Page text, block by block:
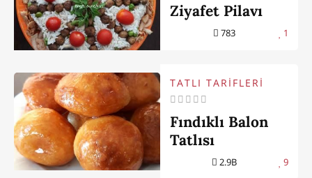
Ziyafet Pilavı
783 1
TATLI TARİFLERİ
Fındıklı Balon
Tatlısı
2.9B 9